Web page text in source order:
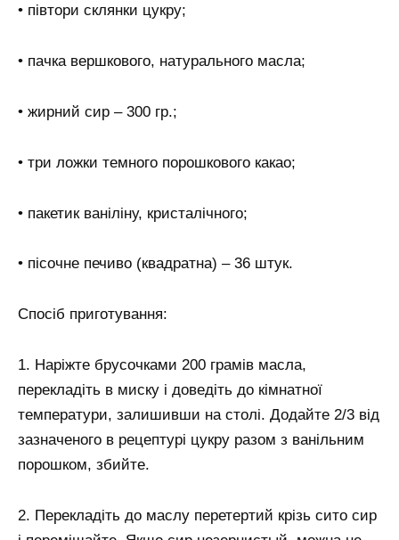
• півтори склянки цукру;
• пачка вершкового, натурального масла;
• жирний сир – 300 гр.;
• три ложки темного порошкового какао;
• пакетик ваніліну, кристалічного;
• пісочне печиво (квадратна) – 36 штук.
Спосіб приготування:
1. Наріжте брусочками 200 грамів масла,
перекладіть в миску і доведіть до кімнатної
температури, залишивши на столі. Додайте 2/3 від
зазначеного в рецептурі цукру разом з ванільним
порошком, збийте.
2. Перекладіть до маслу перетертий крізь сито сир